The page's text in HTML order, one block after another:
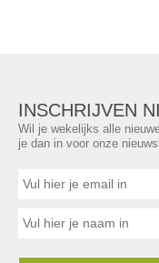
INSCHRIJVEN
Wil je wekelijks alle
je dan in voor onze